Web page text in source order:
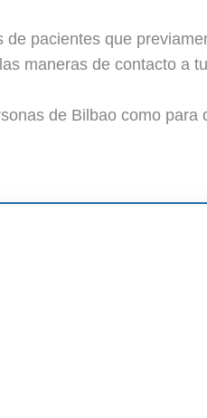
pacientes que
maneras de contacto a
de Bilbao como